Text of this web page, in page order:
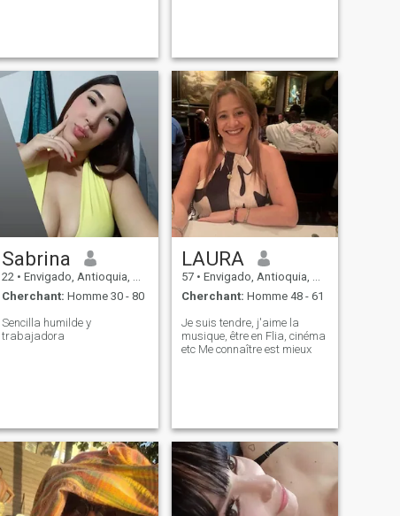
d'aventures ou de relations
passagères
Sabrina
22 • Envigado, Antioquia, Colombie
Cherchant: Homme 30 - 80
Sencilla humilde y
trabajadora
LAURA
57 • Envigado, Antioquia, Colombie
Cherchant: Homme 48 - 61
Je suis tendre, j'aime la
musique, être en Flia, cinéma
etc Me connaître est mieux